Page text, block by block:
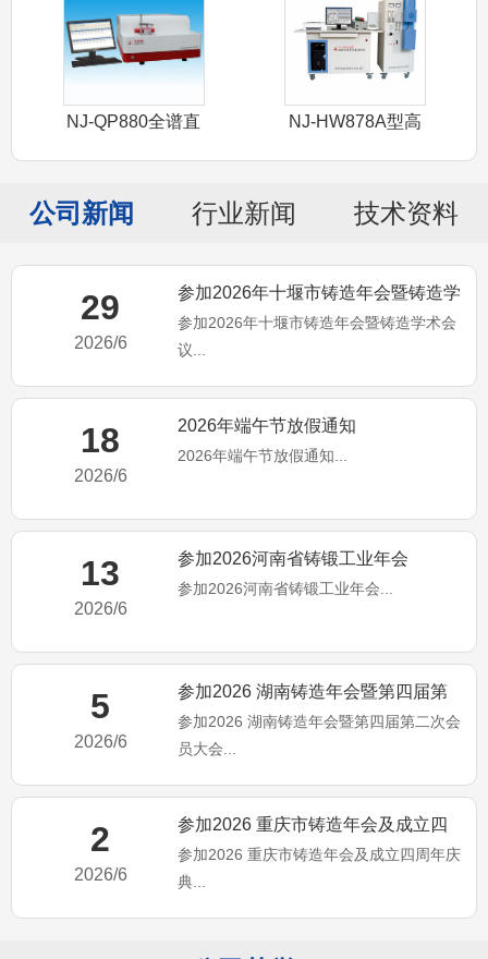
NJ-QP880全谱直
NJ-HW878A型高
公司新闻 行业新闻 技术资料
29
2026/6
参加2026年十堰市铸造年会暨铸造学
术会议
参加2026年十堰市铸造年会暨铸造学术会
议...
18
2026/6
2026年端午节放假通知
2026年端午节放假通知...
13
2026/6
参加2026河南省铸锻工业年会
参加2026河南省铸锻工业年会...
5
2026/6
参加2026 湖南铸造年会暨第四届第
二次会员大会
参加2026 湖南铸造年会暨第四届第二次会
员大会...
2
2026/6
参加2026 重庆市铸造年会及成立四
周年庆典
参加2026 重庆市铸造年会及成立四周年庆
典...